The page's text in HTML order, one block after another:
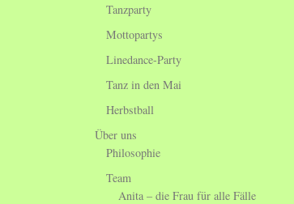
Tanzparty
Mottopartys
Linedance-Party
Tanz in den Mai
Herbstball
Über uns
Philosophie
Team
Anita – die Frau für alle Fälle